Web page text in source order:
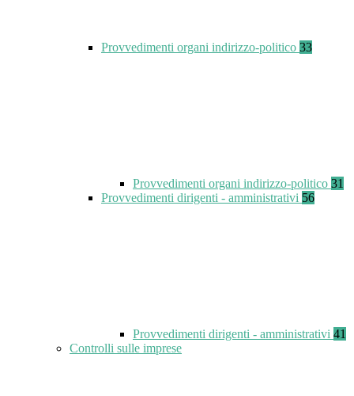
Provvedimenti organi indirizzo-politico 33
Provvedimenti organi indirizzo-politico 31
Provvedimenti dirigenti - amministrativi 56
Provvedimenti dirigenti - amministrativi 41
Controlli sulle imprese